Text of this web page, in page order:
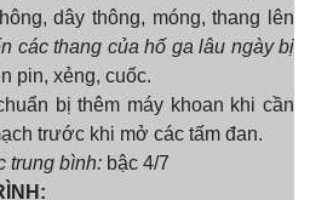
dây thông, móng, thang lên
các thang của hố ga lâu ngày bị
pin, xẻng, cuốc.
bị thêm máy khoan khi cần
trước khi mở các tấm đan.
trung bình: bậc 4/7